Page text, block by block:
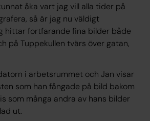
åka vart jag vill alla tider på
så är jag nu väldigt
hittar fortfarande fina bilder både
på Tuppekullen tvärs över gatan,
i arbetsrummet och Jan visar
som han fångade på bild bakom
som många andra av hans bilder
ut.